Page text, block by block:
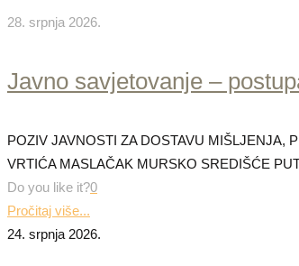
28. srpnja 2026.
Javno savjetovanje –
POZIV JAVNOSTI ZA DOSTAVU MIŠLJENJA,
VRTIĆA MASLAČAK MURSKO SREDIŠĆE
Do you like it?0
Pročitaj više...
24. srpnja 2026.